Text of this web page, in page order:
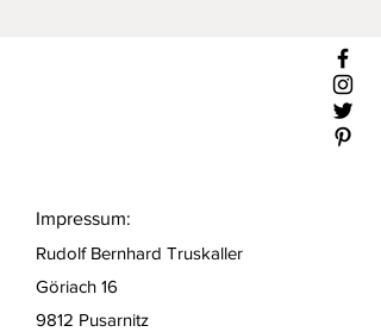
Impressum:
Rudolf Bernhard Truskaller
Göriach 16
9812 Pusarnitz